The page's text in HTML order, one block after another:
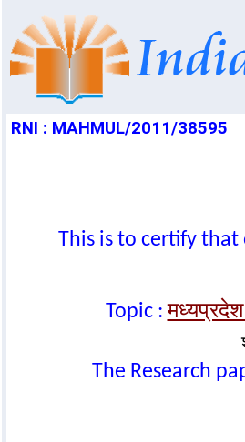
RNI : MAHMUL/2011/38595
This is to certify that
Topic : मध्यप्रदेश
The Research